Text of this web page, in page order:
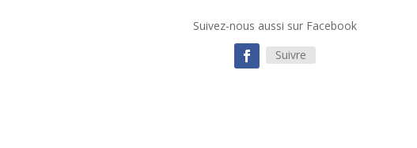
Suivez-nous aussi sur Facebook
Suivre